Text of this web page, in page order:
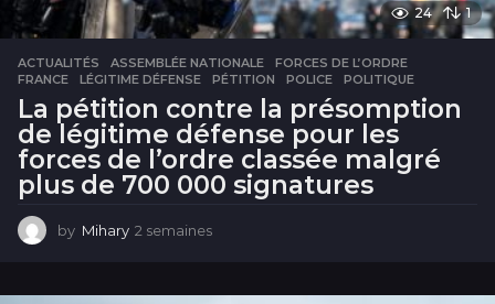
24 1
ACTUALITÉS ASSEMBLÉE NATIONALE ,FORCES DE L’ORDRE
FRANCE
,LÉGITIME DÉFENSE ,PÉTITION ,POLICE ,POLITIQUE
La pétition contre la présomption
de légitime défense pour les
forces de l’ordre classée malgré
plus de 700 000 signatures
by Mihary 2 semaines
m